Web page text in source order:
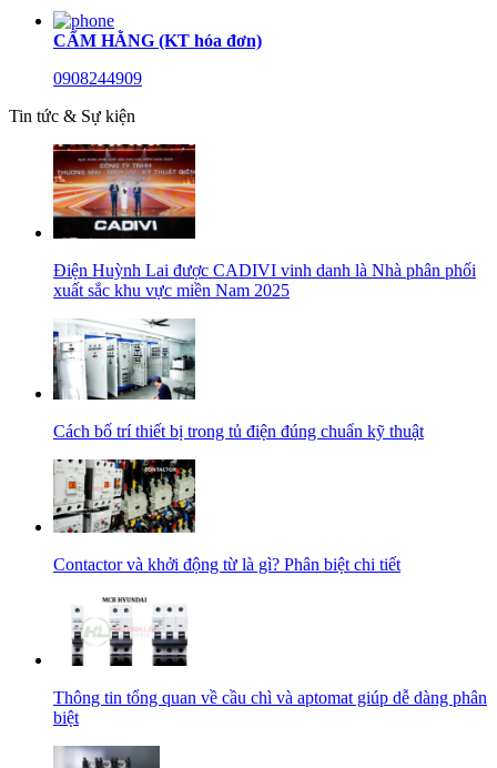
CẨM HẰNG (KT hóa đơn)
0908244909
Tin tức & Sự kiện
Điện Huỳnh Lai được CADIVI vinh danh là Nhà phân phối
xuất sắc khu vực miền Nam 2025
Cách bố trí thiết bị trong tủ điện đúng chuẩn kỹ thuật
Contactor và khởi động từ là gì? Phân biệt chi tiết
Thông tin tổng quan về cầu chì và aptomat giúp dễ dàng phân
biệt